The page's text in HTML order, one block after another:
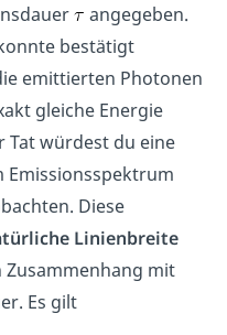
angegeben.
bestätigt
emittierten Photonen
gleiche Energie
Tat würdest du eine
Emissionsspektrum
Diese
Linienbreite
Zusammenhang mit
Es gilt